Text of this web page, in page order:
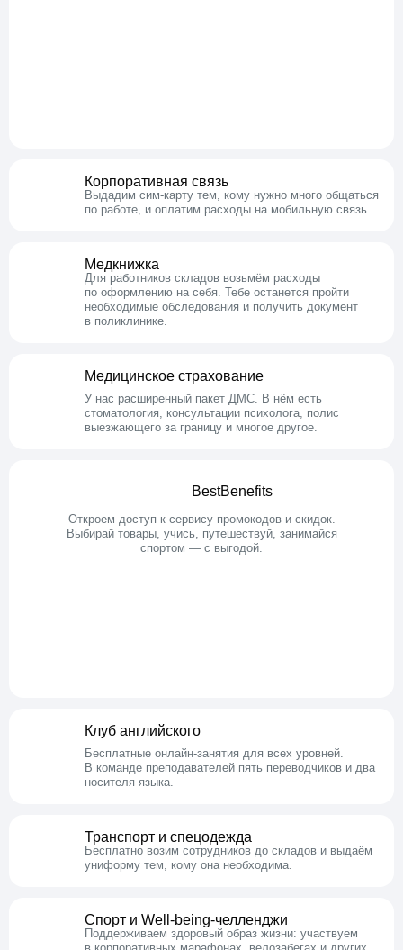
Корпоративная связь
Выдадим сим-карту тем, кому нужно много общаться
по работе, и оплатим расходы на мобильную связь.
Медкнижка
Для работников складов возьмём расходы
по оформлению на себя. Тебе останется пройти
необходимые обследования и получить документ
в поликлинике.
Медицинское страхование
У нас расширенный пакет ДМС. В нём есть
стоматология, консультации психолога, полис
выезжающего за границу и многое другое.
BestBenefits
Откроем доступ к сервису промокодов и скидок.
Выбирай товары, учись, путешествуй, занимайся
спортом — с выгодой.
Клуб английского
Бесплатные онлайн-занятия для всех уровней.
В команде преподавателей пять переводчиков и два
носителя языка.
Транспорт и спецодежда
Бесплатно возим сотрудников до складов и выдаём
униформу тем, кому она необходима.
Спорт и Well-being-челленджи
Поддерживаем здоровый образ жизни: участвуем